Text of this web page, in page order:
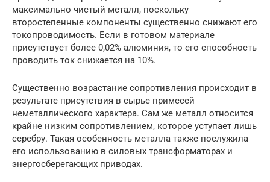
максимально чистый металл, поскольку
второстепенные компоненты существенно снижают его
токопроводимость. Если в готовом материале
присутствует более 0,02% алюминия, то его способность
проводить ток снижается на 10%.
Существенно возрастание сопротивления происходит в
результате присутствия в сырье примесей
неметаллического характера. Сам же металл относится
крайне низким сопротивлением, которое уступает лишь
серебру. Такая особенность металла также послужила
его использованию в силовых трансформаторах и
энергосберегающих приводах.